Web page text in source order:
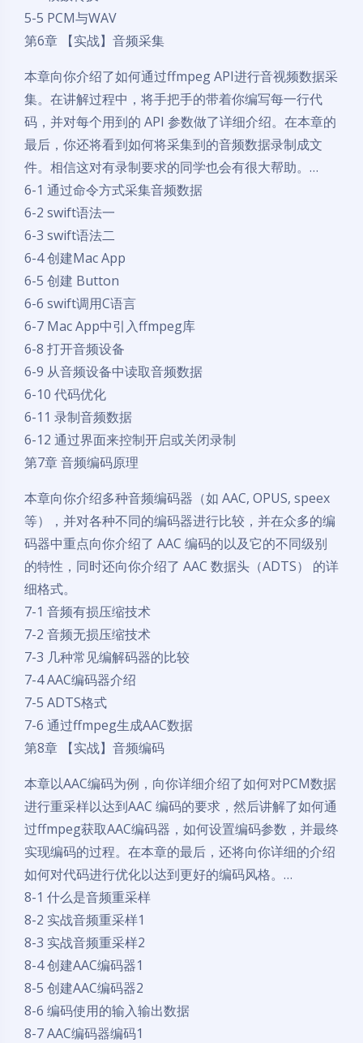
5-5 PCM与WAV
第6章 【实战】音频采集
本章向你介绍了如何通过ffmpeg API进行音视频数据采
集。在讲解过程中，将手把手的带着你编写每一行代
码，并对每个用到的 API 参数做了详细介绍。在本章的
最后，你还将看到如何将采集到的音频数据录制成文
件。相信这对有录制要求的同学也会有很大帮助。…
6-1 通过命令方式采集音频数据
6-2 swift语法一
6-3 swift语法二
6-4 创建Mac App
6-5 创建 Button
6-6 swift调用C语言
6-7 Mac App中引入ffmpeg库
6-8 打开音频设备
6-9 从音频设备中读取音频数据
6-10 代码优化
6-11 录制音频数据
6-12 通过界面来控制开启或关闭录制
第7章 音频编码原理
本章向你介绍多种音频编码器（如 AAC, OPUS, speex
等），并对各种不同的编码器进行比较，并在众多的编
码器中重点向你介绍了 AAC 编码的以及它的不同级别
的特性，同时还向你介绍了 AAC 数据头（ADTS） 的详
细格式。
7-1 音频有损压缩技术
7-2 音频无损压缩技术
7-3 几种常见编解码器的比较
7-4 AAC编码器介绍
7-5 ADTS格式
7-6 通过ffmpeg生成AAC数据
第8章 【实战】音频编码
本章以AAC编码为例，向你详细介绍了如何对PCM数据
进行重采样以达到AAC 编码的要求，然后讲解了如何通
过ffmpeg获取AAC编码器，如何设置编码参数，并最终
实现编码的过程。在本章的最后，还将向你详细的介绍
如何对代码进行优化以达到更好的编码风格。…
8-1 什么是音频重采样
8-2 实战音频重采样1
8-3 实战音频重采样2
8-4 创建AAC编码器1
8-5 创建AAC编码器2
8-6 编码使用的输入输出数据
8-7 AAC编码器编码1